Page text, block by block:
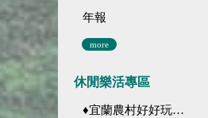
年報
more
休閒樂活專區
♦宜蘭農村好好玩 ♦「農、藝、山、水」四條遊程推薦